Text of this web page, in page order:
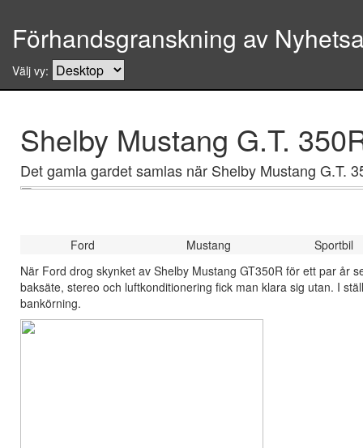
Förhandsgranskning av
Välj vy:
Shelby Mustang G.T.
Det gamla gardet samlas när Shelby Mustang G.T.
Ford Mustang
Sportbil
När Ford drog skynket av Shelby Mustang GT350R för ett par år
baksäte, stereo och luftkonditionering fick man klara sig utan. I
bankörning.